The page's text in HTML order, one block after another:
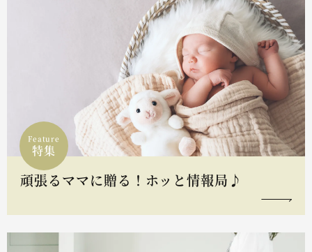
Feature
特集
頑張るママに贈る！ホッと情報局♪